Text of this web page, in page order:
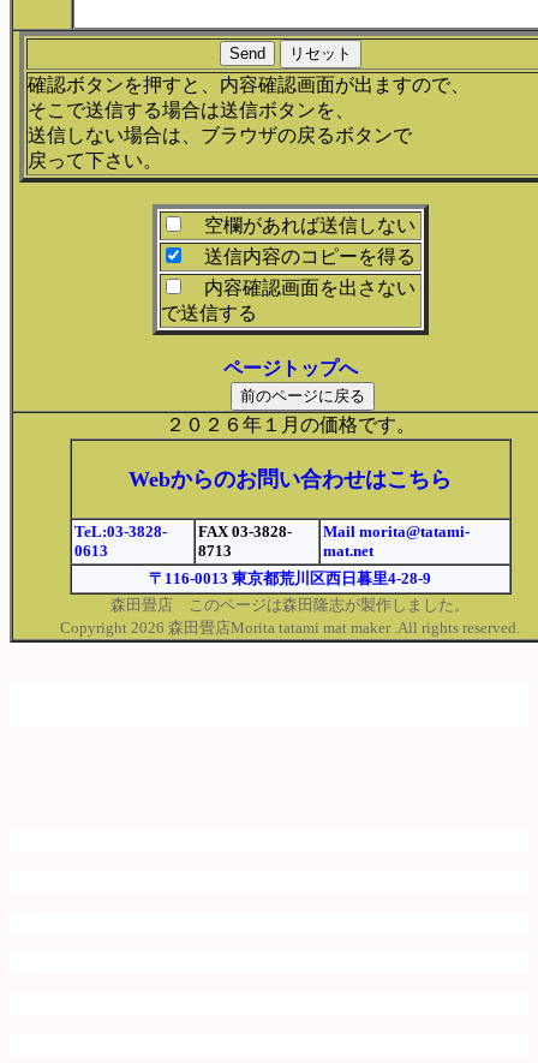
確認ボタンを押すと、内容確認画面が出ますので、
そこで送信する場合は送信ボタンを、
送信しない場合は、ブラウザの戻るボタンで
戻って下さい。
空欄があれば送信しない
送信内容のコピーを得る
内容確認画面を出さない
で送信する
ページトップへ
２０２６年１月の価格です。
Webからのお問い合わせはこちら
TeL:03-3828-
0613
FAX 03-3828-
8713
Mail morita@tatami-
mat.net
〒116-0013 東京都荒川区西日暮里4-28-9
森田畳店 このページは森田隆志が製作しました。
Copyright 2026 森田畳店Morita tatami mat maker .All rights reserved.